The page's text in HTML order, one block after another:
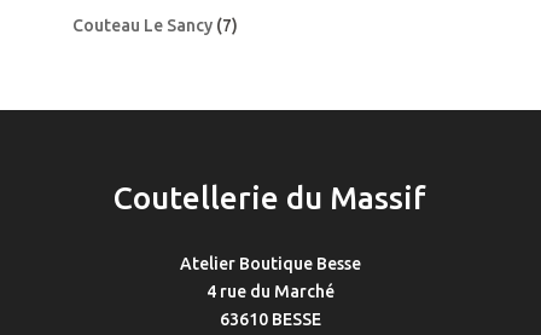
Couteau Le Sancy 77
Coutellerie du Massif
Atelier Boutique Besse
4 rue du Marché
63610 BESSE